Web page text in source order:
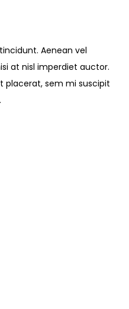
Aenean vel
at nisl imperdiet auctor.
placerat, sem mi suscipit